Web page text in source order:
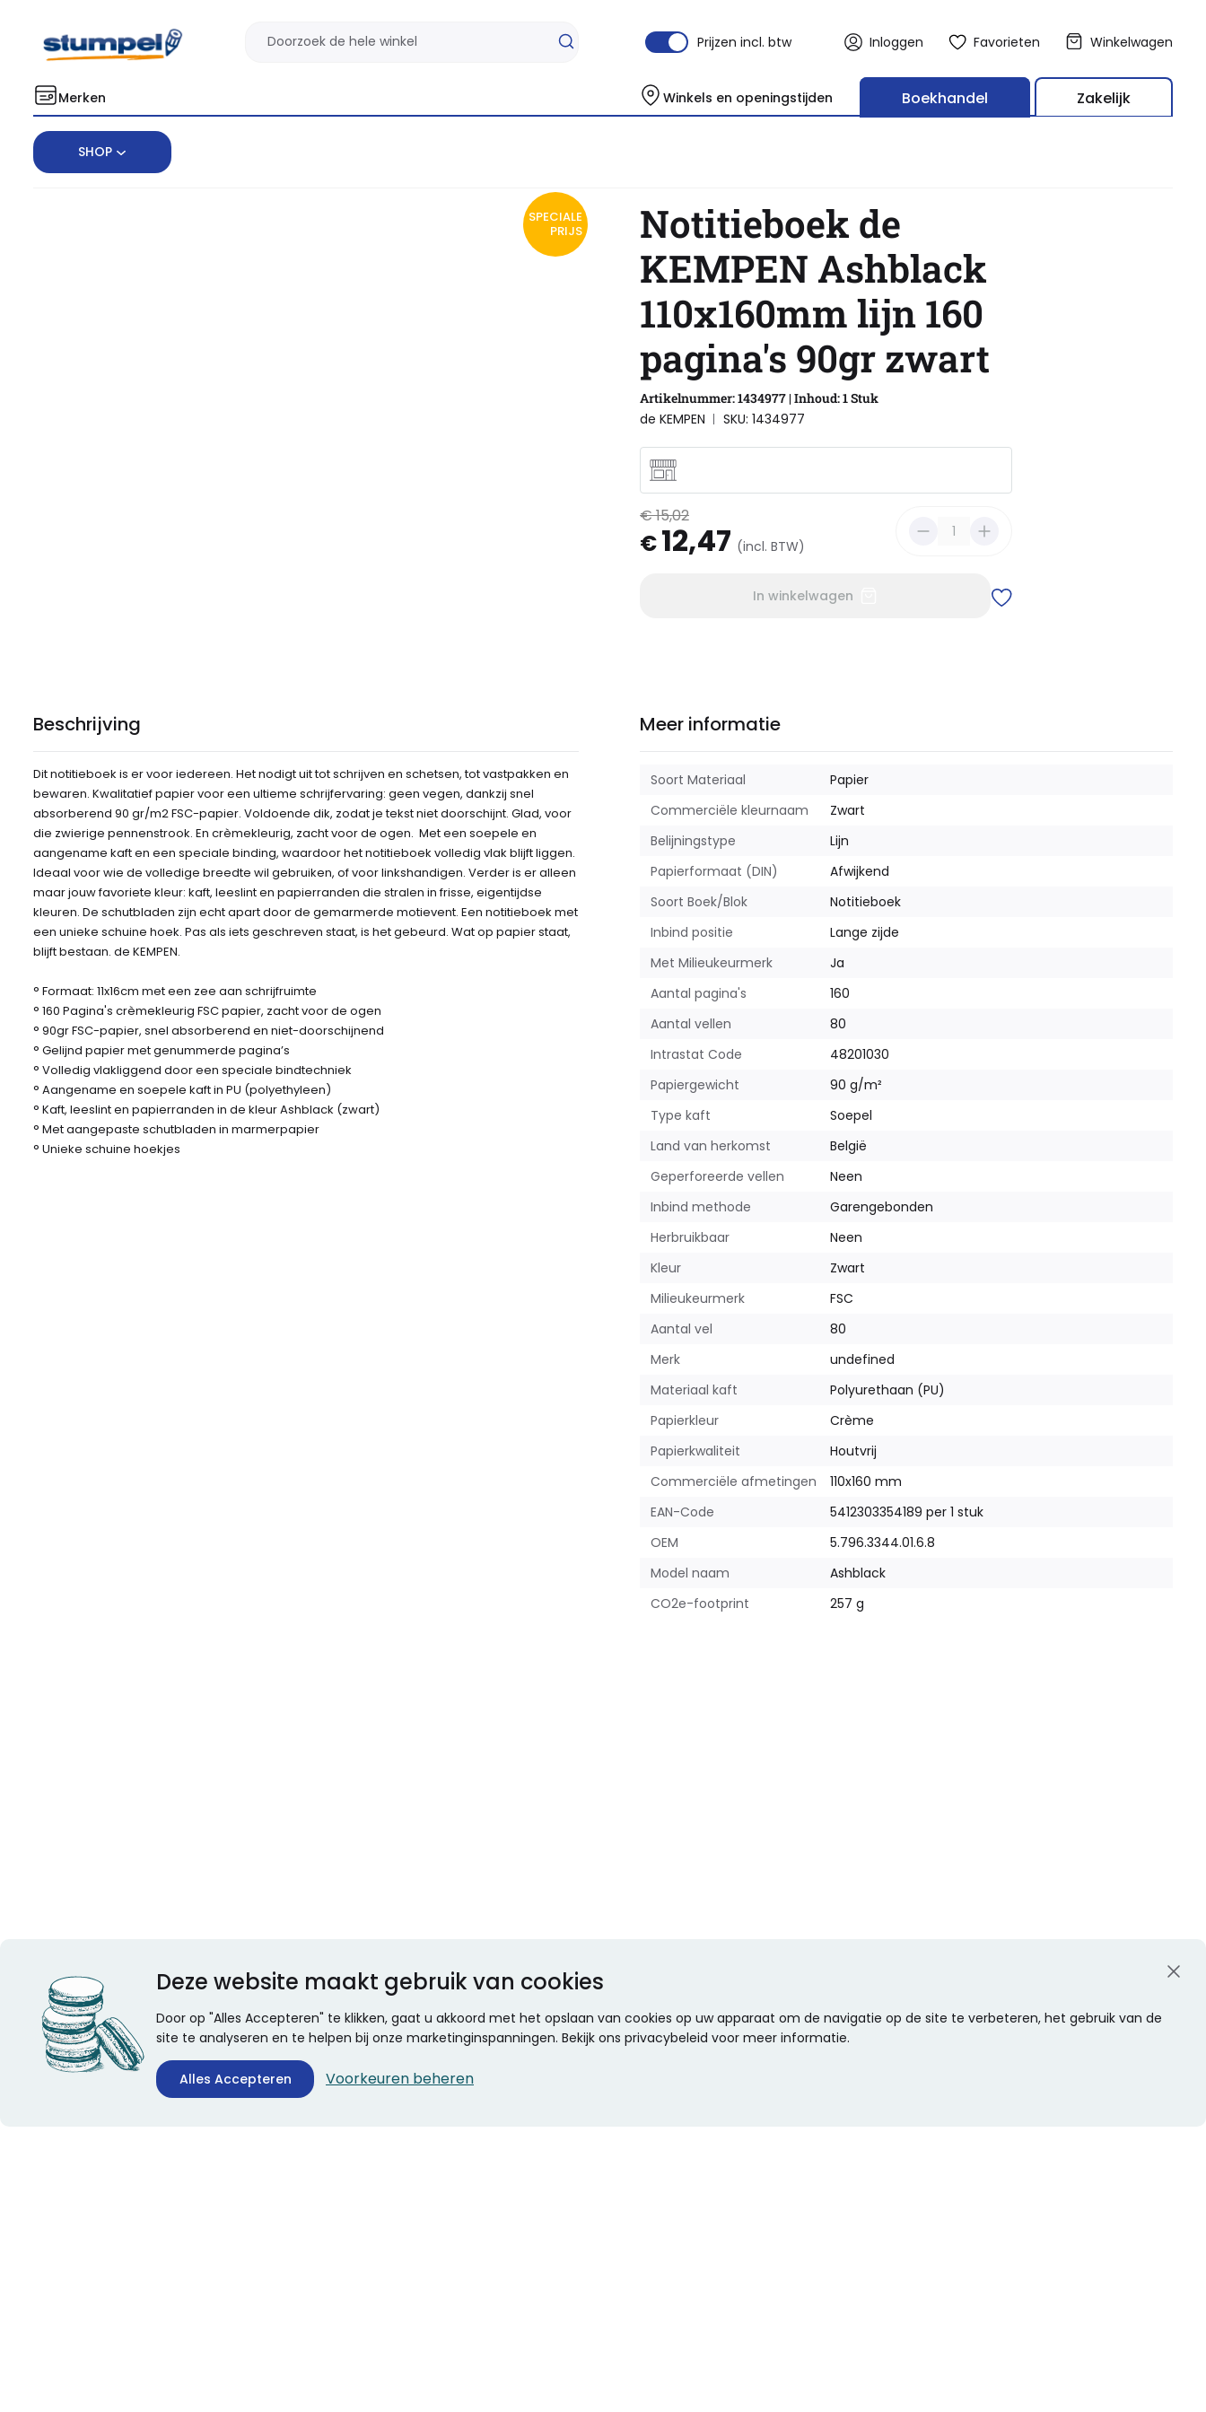
Prijzen incl. btw Inloggen Favorieten Winkelwagen
Merken Winkels en openingstijden Boekhandel Zakelijk
SHOP
Home Notitieboek de KEMPEN Ashblack 110x160mm lijn 160 pagina's 90gr zwart
SPECIALE
PRIJS
Notitieboek de
KEMPEN Ashblack
110x160mm lijn 160
pagina's 90gr zwart
Artikelnummer: 1434977 | Inhoud: 1 Stuk
de KEMPEN SKU: 1434977
€ 15,02
€12,47 (incl. BTW)
In winkelwagen
Beschrijving
Dit notitieboek is er voor iedereen. Het nodigt uit tot schrijven en schetsen, tot vastpakken en
bewaren. Kwalitatief papier voor een ultieme schrijfervaring: geen vegen, dankzij snel
absorberend 90 gr/m2 FSC-papier. Voldoende dik, zodat je tekst niet doorschijnt. Glad, voor
die zwierige pennenstrook. En crèmekleurig, zacht voor de ogen. Met een soepele en
aangename kaft en een speciale binding, waardoor het notitieboek volledig vlak blijft liggen.
Ideaal voor wie de volledige breedte wil gebruiken, of voor linkshandigen. Verder is er alleen
maar jouw favoriete kleur: kaft, leeslint en papierranden die stralen in frisse, eigentijdse
kleuren. De schutbladen zijn echt apart door de gemarmerde motievent. Een notitieboek met
een unieke schuine hoek. Pas als iets geschreven staat, is het gebeurd. Wat op papier staat,
blijft bestaan. de KEMPEN.
° Formaat: 11x16cm met een zee aan schrijfruimte
° 160 Pagina's crèmekleurig FSC papier, zacht voor de ogen
° 90gr FSC-papier, snel absorberend en niet-doorschijnend
° Gelijnd papier met genummerde pagina’s
° Volledig vlakliggend door een speciale bindtechniek
° Aangename en soepele kaft in PU (polyethyleen)
° Kaft, leeslint en papierranden in de kleur Ashblack (zwart)
° Met aangepaste schutbladen in marmerpapier
° Unieke schuine hoekjes
Meer informatie
Soort Materiaal
Papier
Commerciële kleurnaam
Zwart
Belijningstype
Lijn
Papierformaat (DIN)
Afwijkend
Soort Boek/Blok
Notitieboek
Inbind positie
Lange zijde
Met Milieukeurmerk
Ja
Aantal pagina's
160
Aantal vellen
80
Intrastat Code
48201030
Papiergewicht
90 g/m²
Type kaft
Soepel
Land van herkomst
België
Geperforeerde vellen
Neen
Inbind methode
Garengebonden
Herbruikbaar
Neen
Kleur
Zwart
Milieukeurmerk
FSC
Aantal vel
80
Merk
undefined
Materiaal kaft
Polyurethaan (PU)
Papierkleur
Crème
Papierkwaliteit
Houtvrij
Commerciële afmetingen
110x160 mm
EAN-Code
5412303354189 per 1 stuk
OEM
5.796.3344.01.6.8
Model naam
Ashblack
CO2e-footprint
257 g
Deze website maakt gebruik van cookies
Door op "Alles Accepteren" te klikken, gaat u akkoord met het opslaan van cookies op uw apparaat om de navigatie op de site te verbeteren, het gebruik van de
site te analyseren en te helpen bij onze marketinginspanningen. Bekijk ons privacybeleid voor meer informatie.
Alles Accepteren Voorkeuren beheren